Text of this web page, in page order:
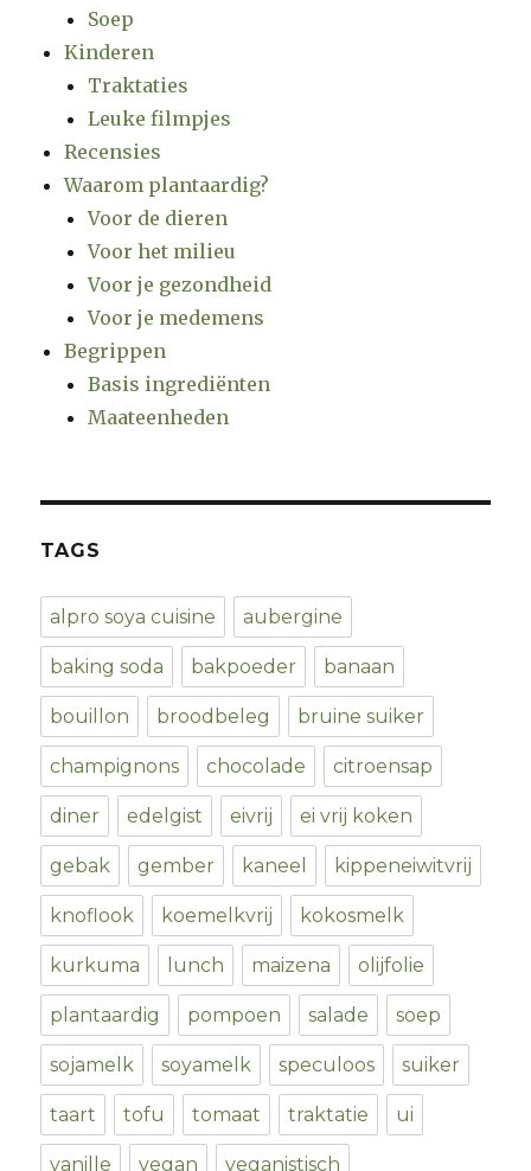
Soep
Kinderen
Traktaties
Leuke filmpjes
Recensies
Waarom plantaardig?
Voor de dieren
Voor het milieu
Voor je gezondheid
Voor je medemens
Begrippen
Basis ingrediënten
Maateenheden
TAGS
alpro soya cuisine aubergine
baking soda bakpoeder banaan
bouillon broodbeleg bruine suiker
champignons chocolade citroensap
diner edelgist eivrij ei vrij koken
gebak gember kaneel kippeneiwitvrij
knoflook koemelkvrij kokosmelk
kurkuma lunch maizena olijfolie
plantaardig pompoen salade soep
sojamelk soyamelk speculoos suiker
taart tofu tomaat traktatie ui
vanille vegan veganistisch